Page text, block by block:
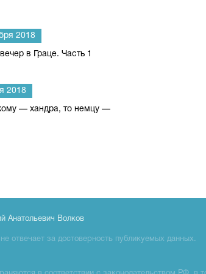
2018
в Граце. Часть 1
2018
— хандра, то немцу —
Анатольевич Волков
отвечает за достоверность публикуемых данных.